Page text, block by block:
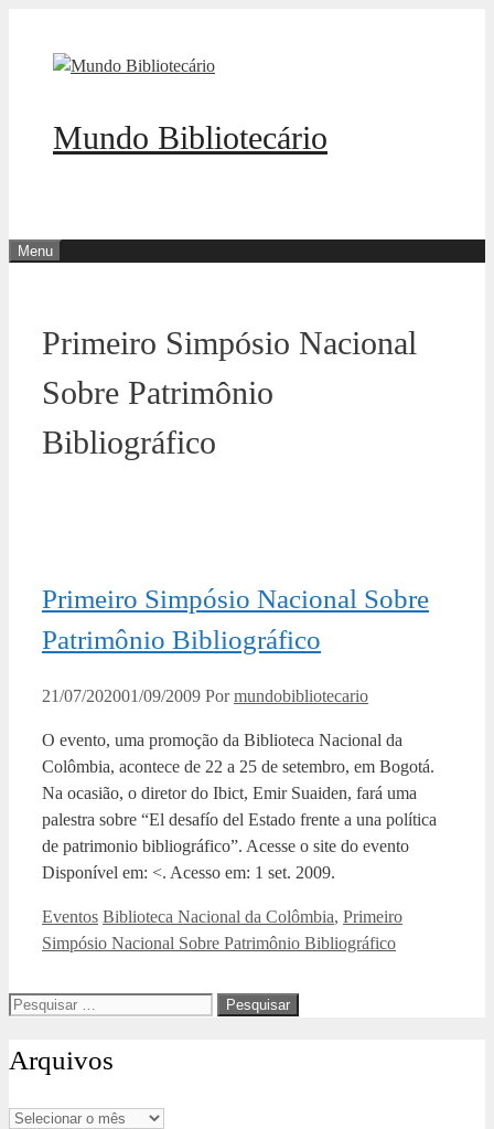
Mundo Bibliotecário
Menu
Primeiro Simpósio Nacional
Sobre Patrimônio
Bibliográfico
Primeiro Simpósio Nacional Sobre
Patrimônio Bibliográfico
21/07/202001/09/2009 Pormundobibliotecario
O evento, uma promoção da Biblioteca Nacional da
Colômbia, acontece de 22 a 25 de setembro, em Bogotá.
Na ocasião, o diretor do Ibict, Emir Suaiden, fará uma
palestra sobre “El desafío del Estado frente a una política
de patrimonio bibliográfico”. Acesse o site do evento
Disponível em: <. Acesso em: 1 set. 2009.
Categorias
Eventos Tags
Biblioteca Nacional da Colômbia, Primeiro
Simpósio Nacional Sobre Patrimônio Bibliográfico
Pesquisar
Arquivos
Arquivos